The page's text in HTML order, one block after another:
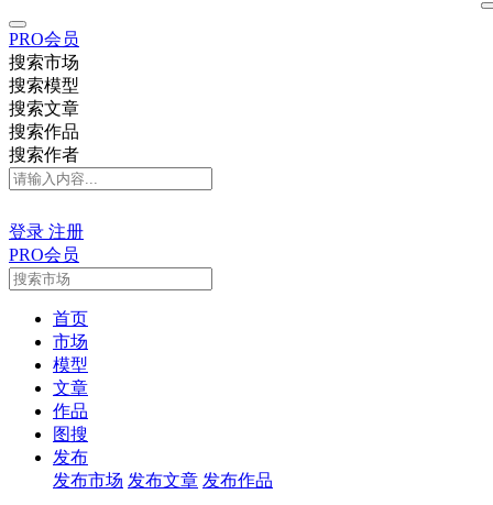
PRO会员
搜索市场
搜索模型
搜索文章
搜索作品
搜索作者
登录 注册
PRO会员
首页
市场
模型
文章
作品
图搜
发布
发布市场 发布文章 发布作品